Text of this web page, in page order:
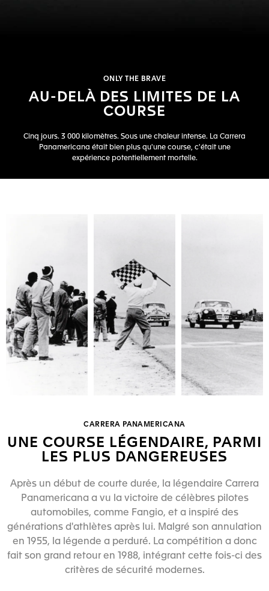
ONLY THE BRAVE
AU-DELÀ DES LIMITES DE LA
COURSE
Cinq jours. 3 000 kilomètres. Sous une chaleur intense. La Carrera
Panamericana était bien plus qu'une course, c'était une
expérience potentiellement mortelle.
CARRERA PANAMERICANA
UNE COURSE LÉGENDAIRE, PARMI
LES PLUS DANGEREUSES
Après un début de courte durée, la légendaire Carrera
Panamericana a vu la victoire de célèbres pilotes
automobiles, comme Fangio, et a inspiré des
générations d'athlètes après lui. Malgré son annulation
en 1955, la légende a perduré. La compétition a donc
fait son grand retour en 1988, intégrant cette fois-ci des
critères de sécurité modernes.